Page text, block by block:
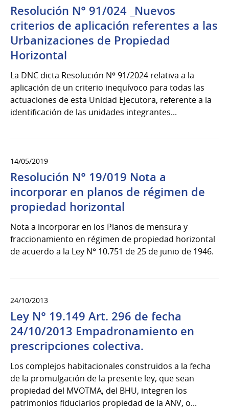
Resolución N° 91/024 _Nuevos
criterios de aplicación referentes a las
Urbanizaciones de Propiedad
Horizontal
La DNC dicta Resolución Nº 91/2024 relativa a la
aplicación de un criterio inequívoco para todas las
actuaciones de esta Unidad Ejecutora, referente a la
identificación de las unidades integrantes...
14/05/2019
Resolución N° 19/019 Nota a
incorporar en planos de régimen de
propiedad horizontal
Nota a incorporar en los Planos de mensura y
fraccionamiento en régimen de propiedad horizontal
de acuerdo a la Ley N° 10.751 de 25 de junio de 1946.
24/10/2013
Ley N° 19.149 Art. 296 de fecha
24/10/2013 Empadronamiento en
prescripciones colectiva.
Los complejos habitacionales construidos a la fecha
de la promulgación de la presente ley, que sean
propiedad del MVOTMA, del BHU, integren los
patrimonios fiduciarios propiedad de la ANV, o...